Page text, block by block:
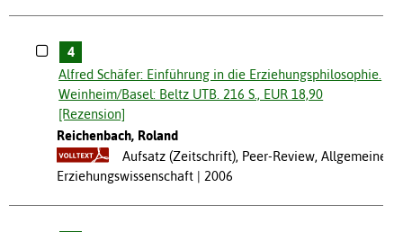
4
Alfred Schäfer: Einführung in die Erziehungsphilosophie.
Weinheim/Basel: Beltz UTB. 216 S., EUR 18,90
[Rezension]
Reichenbach, Roland
Aufsatz (Zeitschrift), Peer-Review, Allgemeine
Erziehungswissenschaft
2006